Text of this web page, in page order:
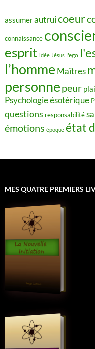
assumerautruicoeur
connaissance
esprit idée Jésus l'ego
l’homme Maîtres
personne peur
Psychologie ésotérique
questions responsabilité
émotions époque état
MES QUATRE PREMIERS